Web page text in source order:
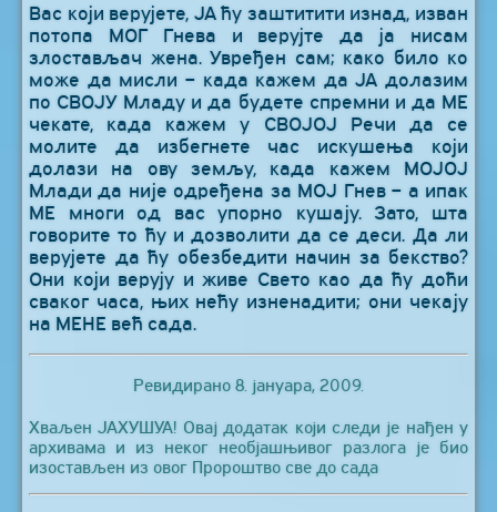
Вас који верујете, ЈА ћу заштитити изнад, изван
потопа МОГ Гнева и верујте да ја нисам
злостављач жена. Увређен сам; како било ко
може да мисли – када кажем да ЈА долазим
по СВОЈУ Младу и да будете спремни и да МЕ
чекате, када кажем у СВОЈОЈ Речи да се
молите да избегнете час искушења који
долази на ову земљу, када кажем МОЈОЈ
Млади да није одређена за МОЈ Гнев – а ипак
МЕ многи од вас упорно кушају. Зато, шта
говорите то ћу и дозволити да се деси. Да ли
верујете да ћу обезбедити начин за бекство?
Они који верују и живе Свето као да ћу доћи
сваког часа, њих нећу изненадити; они чекају
на МЕНЕ већ сада.
Ревидирано 8. јануара, 2009.
Хваљен ЈАХУШУА! Овај додатак који следи је нађен у
архивама и из неког необјашњивог разлога је био
изостављен из овог Пророштво све до сада